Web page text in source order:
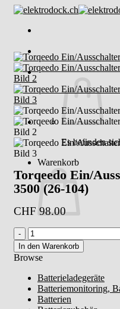
Skip
content
Es befinden
Warenkorb
Es befinden sich
Torqeedo Ein/
3500 (26-104)
CHF 98.00
Torqeedo
Ein/Ausschalter
für
24-
3500
In den Warenkorb
Browse
Batterieladegeräte
Batteriemonitoring,
Batterien